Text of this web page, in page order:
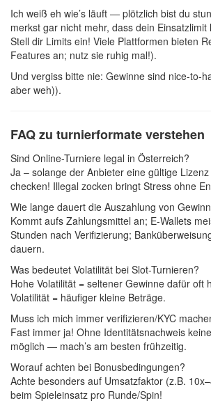
Ich weiß eh wie’s läuft — plötzlich bist du
merkst gar nicht mehr, dass dein
Stell dir Limits ein! Viele Plattformen bieten
Features an; nutz sie ruhig mal!).
Und vergiss bitte nie: Gewinne sind nice-to-
aber weh)).
FAQ zu turnierformate verstehen
Sind Online-Turniere legal in Österreich?
Ja – solange der Anbieter eine gültige
checken! Illegal zocken bringt Stress ohne
Wie lange dauert die Auszahlung von
Kommt aufs Zahlungsmittel an; E-Wallets
Stunden nach Verifizierung;
dauern.
Was bedeutet Volatilität bei Slot-Turnieren?
Hohe Volatilität = seltener Gewinne dafür oft
Volatilität = häufiger kleine Beträge.
Muss ich mich immer verifizieren/KYC
Fast immer ja! Ohne Identitätsnachweis
möglich — mach’s am besten frühzeitig.
Worauf achten bei Bonusbedingungen?
Achte besonders auf Umsatzfaktor (z.B.
beim Spieleinsatz pro Runde/Spin!